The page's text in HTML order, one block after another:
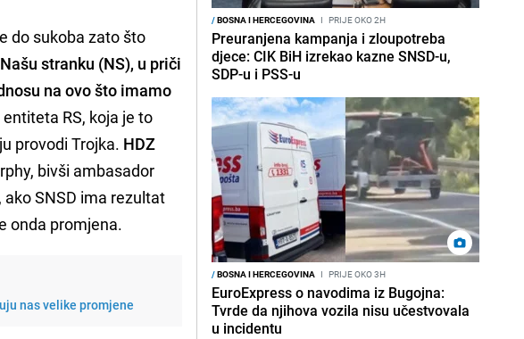
do sukoba zato što
stranku (NS), u priči
na ovo što imamo
RS, koja je to
provodi Trojka. HDZ
bivši ambasador
SNSD ima rezultat
onda promjena.
nas velike promjene
/BOSNA I HERCEGOVINA I PRIJE OKO 2H
Preuranjena kampanja i zloupotreba
djece: CIK BiH izrekao kazne SNSD-u,
SDP-u i PSS-u
/BOSNA I HERCEGOVINA I PRIJE OKO 3H
EuroExpress o navodima iz Bugojna:
Tvrde da njihova vozila nisu učestvovala
u incidentu